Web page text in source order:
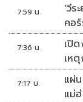
7:59 น.
'วีร
คอ
7:36 น.
เปิ
เห
7:17 น.
แผ่
แม่